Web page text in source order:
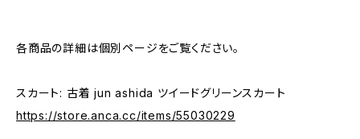
各商品の詳細は個別ページをご覧ください。
スカート: 古着 jun ashida ツイードグリーンスカート
https://store.anca.cc/items/55030229